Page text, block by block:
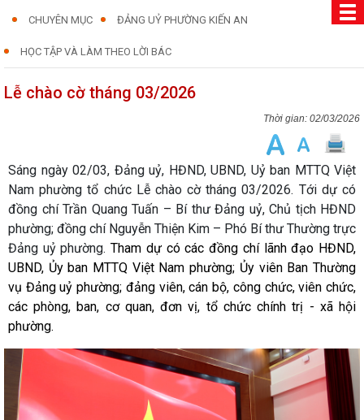
CHUYÊN MỤC ĐẢNG UỶ PHƯỜNG KIẾN AN
HỌC TẬP VÀ LÀM THEO LỜI BÁC
Lễ chào cờ tháng 03/2026
02/03/2026
Sáng ngày 02/03, Đảng uỷ, HĐND, UBND, Uỷ ban MTTQ Việt
Nam phường tổ chức Lễ chào cờ tháng 03/2026. Tới dự có
đồng chí Trần Quang Tuấn – Bí thư Đảng uỷ, Chủ tịch HĐND
phường; đồng chí Nguyễn Thiện Kim – Phó Bí thư Thường trực
Đảng uỷ phường.Tham dự có các đồng chí lãnh đạo HĐND,
UBND, Ủy ban MTTQ Việt Nam phường; Ủy viên Ban Thường
vụ Đảng uỷ phường; đảng viên, cán bộ, công chức, viên chức,
các phòng, ban, cơ quan, đơn vị, tổ chức chính trị - xã hội
phường.